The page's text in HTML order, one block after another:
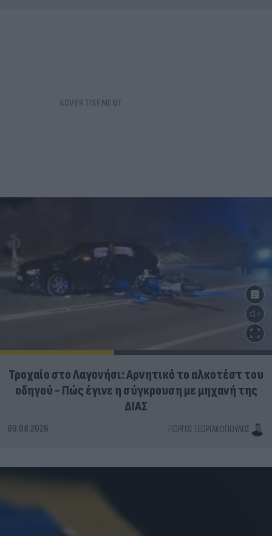
Τροχαίο στο Λαγονήσι: Αρνητικό το αλκοτέστ του
οδηγού - Πώς έγινε η σύγκρουση με μηχανή της
ΔΙΑΣ
09.08.2026 ΓΙΏΡΓΟΣ ΓΕΩΡΓΑΚΌΠΟΥΛΟΣ